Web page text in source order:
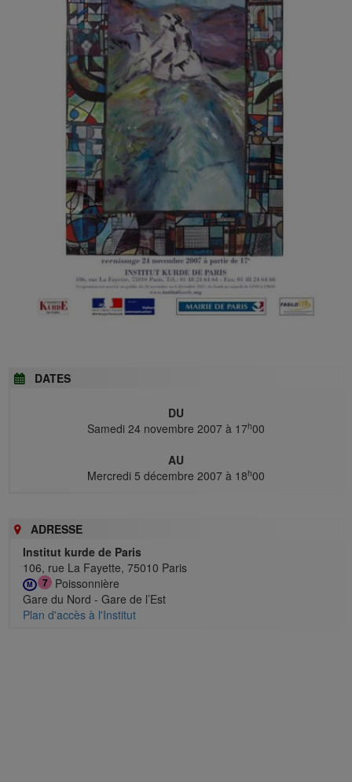
DATES
DU
Samedi 24 novembre 2007 à 17h00
AU
Mercredi 5 décembre 2007 à 18h00
ADRESSE
Institut kurde de Paris
106, rue La Fayette, 75010 Paris
M 7
Poissonnière
Gare du Nord - Gare de l’Est
Plan d'accès à l'Institut